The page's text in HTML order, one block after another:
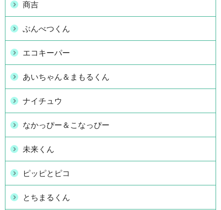
商吉
ぶんべつくん
エコキーパー
あいちゃん＆まもるくん
ナイチュウ
なかっぴー＆こなっぴー
未来くん
ピッピとピコ
とちまるくん